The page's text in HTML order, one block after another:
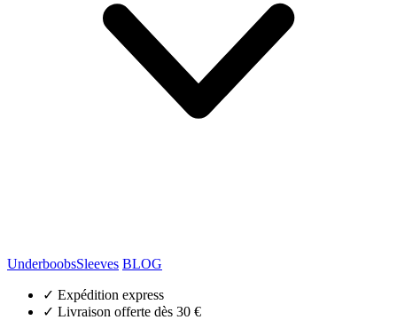
UnderboobsSleeves BLOG
✓ Expédition express
✓ Livraison offerte dès 30 €